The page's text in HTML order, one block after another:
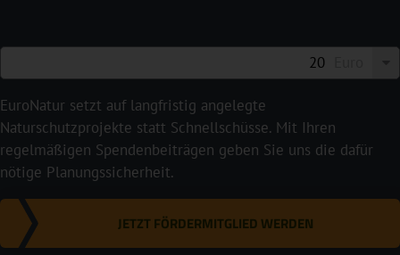
EuroNatur setzt auf langfristig angelegte
Naturschutzprojekte statt Schnellschüsse. Mit Ihren
regelmäßigen Spendenbeiträgen geben Sie uns die dafür
nötige Planungssicherheit.
JETZT FÖRDERMITGLIED WERDEN